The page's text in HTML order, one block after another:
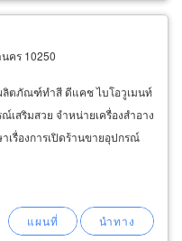
คร 10250
ลิตภัณฑ์ทำสี ดีแคช ไบโอวูเมนท์
เสริมสวย จำหน่ายเครื่องสำอาง
เรื่องการเปิดร้านขายอุปกรณ์